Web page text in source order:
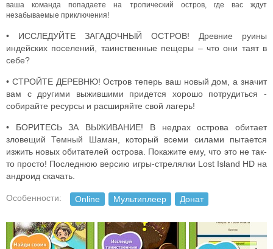
ваша команда попадаете на тропический остров, где вас ждут
незабываемые приключения!
• ИССЛЕДУЙТЕ ЗАГАДОЧНЫЙ ОСТРОВ! Древние руины
индейских поселений, таинственные пещеры – что они таят в
себе?
• СТРОЙТЕ ДЕРЕВНЮ! Остров теперь ваш новый дом, а значит
вам с другими выжившими придется хорошо потрудиться -
собирайте ресурсы и расширяйте свой лагерь!
• БОРИТЕСЬ ЗА ВЫЖИВАНИЕ! В недрах острова обитает
зловещий Темный Шаман, который всеми силами пытается
изжить новых обитателей острова. Покажите ему, что это не так-
то просто! Последнюю версию игры-стрелялки Lost Island HD на
андроид скачать.
Особенности: Online Мультиплеер Донат